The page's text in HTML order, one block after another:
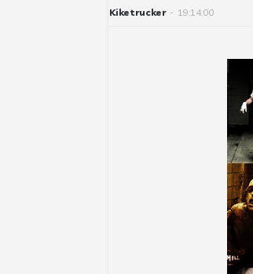
Kiketrucker - 19:14:00